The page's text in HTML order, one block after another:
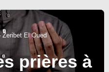
Zeribet El Oued
prières à